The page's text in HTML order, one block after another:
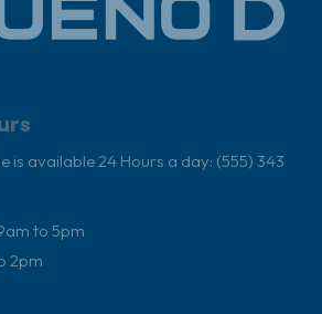
is available 24 Hours a day: (555) 343
to 5pm
2pm